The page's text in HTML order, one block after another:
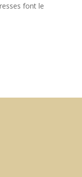
font le